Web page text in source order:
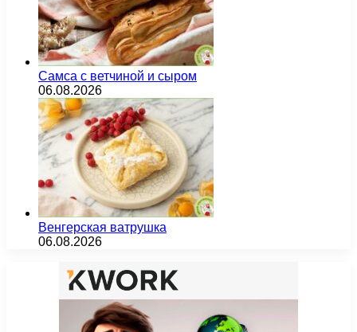
Самса с ветчиной и сыром
06.08.2026
Венгерская ватрушка
06.08.2026